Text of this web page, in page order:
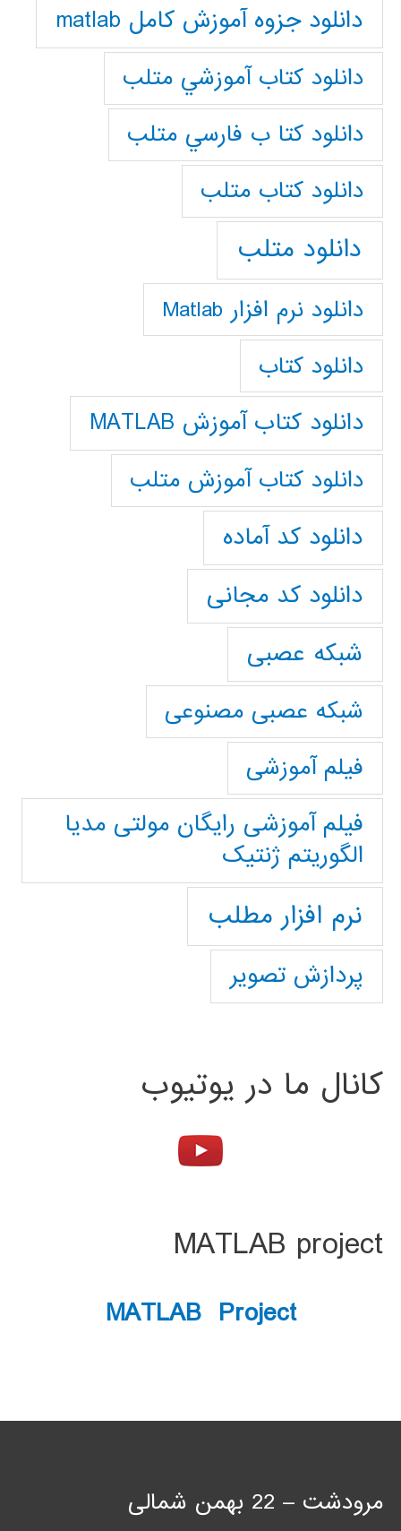
دانلود جزوه آموزش کامل matlab
دانلود كتاب آموزشي متلب
دانلود كتا ب فارسي متلب
دانلود كتاب متلب
دانلود متلب
دانلود نرم افزار Matlab
دانلود کتاب
دانلود کتاب آموزش MATLAB
دانلود کتاب آموزش متلب
دانلود کد آماده
دانلود کد مجانی
شبکه عصبی
شبکه عصبی مصنوعی
فیلم آموزشی
فیلم آموزشی رایگان مولتی مدیا
الگوریتم ژنتیک
نرم افزار مطلب
پردازش تصویر
کانال ما در یوتیوب
MATLAB project
MATLAB Project
مرودشت – 22 بهمن شمالی